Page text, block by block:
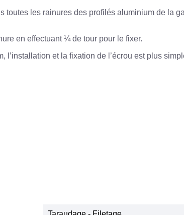
toutes les rainures des profilés aluminium de la
en effectuant ¼ de tour pour le fixer.
et la fixation de l’écrou est plus